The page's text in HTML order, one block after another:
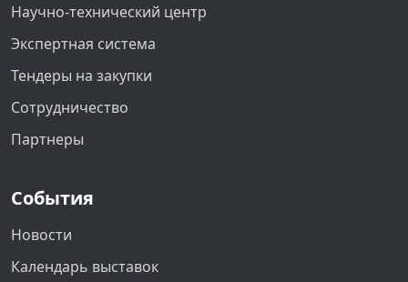
Научно-технический центр
Экспертная система
Тендеры на закупки
Сотрудничество
Партнеры
События
Новости
Календарь выставок